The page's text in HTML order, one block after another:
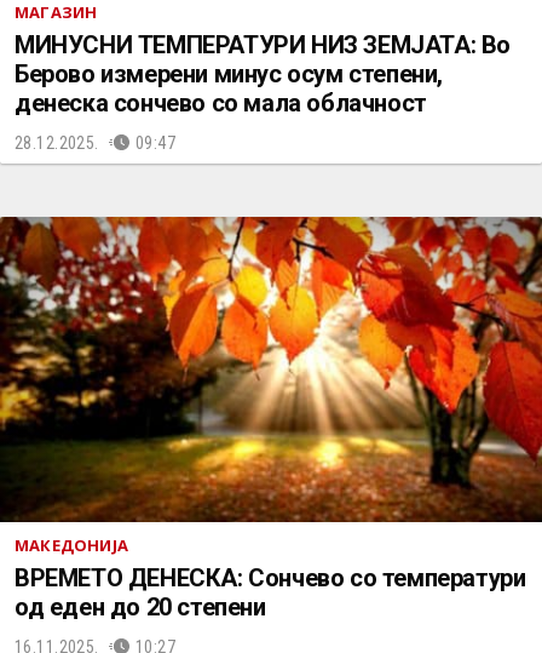
МАГАЗИН
МИНУСНИ ТЕМПЕРАТУРИ НИЗ ЗЕМЈАТА: Во
Берово измерени минус осум степени,
денеска сончево со мала облачност
28.12.2025. 09:47
МАКЕДОНИЈА
ВРЕМЕТО ДЕНЕСКА: Сончево со температури
од еден до 20 степени
16.11.2025. 10:27